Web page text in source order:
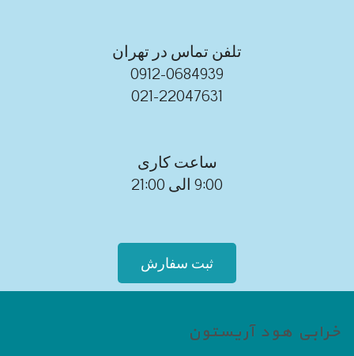
تلفن تماس در تهران
0912-0684939
021-22047631
ساعت کاری
9:00 الی 21:00
ثبت سفارش
خرابی هود آریستون